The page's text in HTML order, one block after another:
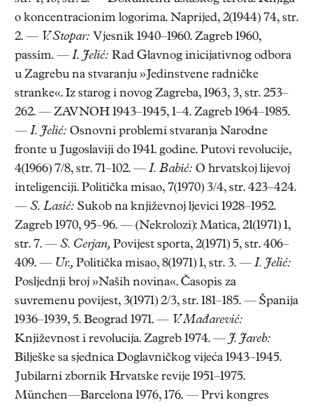
o koncentracionim logorima. Naprijed, 2(1944) 74, str.
2. — V. Stopar: Vjesnik 1940–1960. Zagreb 1960,
passim. — I. Jelić: Rad Glavnog inicijativnog odbora
u Zagrebu na stvaranju »Jedinstvene radničke
stranke«. Iz starog i novog Zagreba, 1963, 3, str. 253–
262. — ZAVNOH 1943–1945, 1–4. Zagreb 1964–1985.
— I. Jelić: Osnovni problemi stvaranja Narodne
fronte u Jugoslaviji do 1941. godine. Putovi revolucije,
4(1966) 7/8, str. 71–102. — I. Babić: O hrvatskoj lijevoj
inteligenciji. Politička misao, 7(1970) 3/4, str. 423–424.
— S. Lasić: Sukob na književnoj ljevici 1928–1952.
Zagreb 1970, 95–96. — (Nekrolozi): Matica, 21(1971) 1,
str. 7. — S. Cerjan, Povijest sporta, 2(1971) 5, str. 406–
409. — Ur., Politička misao, 8(1971) 1, str. 3. — I. Jelić:
Posljednji broj »Naših novina«. Časopis za
suvremenu povijest, 3(1971) 2/3, str. 181–185. — Španija
1936–1939, 5. Beograd 1971. — V. Mađarević:
Književnost i revolucija. Zagreb 1974. — J. Jareb:
Bilješke sa sjednica Doglavničkog vijeća 1943–1945.
Jubilarni zbornik Hrvatske revije 1951–1975.
München—Barcelona 1976, 176. — Prvi kongres